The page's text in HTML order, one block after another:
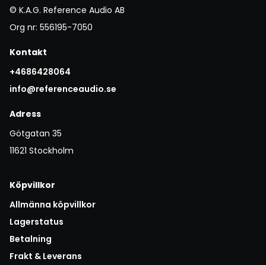
© K.A.G. Reference Audio AB
Org nr: 556195-7050
Kontakt
+4686428064
info@referenceaudio.se
Adress
Götgatan 35
11621 Stockholm
Köpvillkor
Allmänna köpvillkor
Lagerstatus
Betalning
Frakt & Leverans